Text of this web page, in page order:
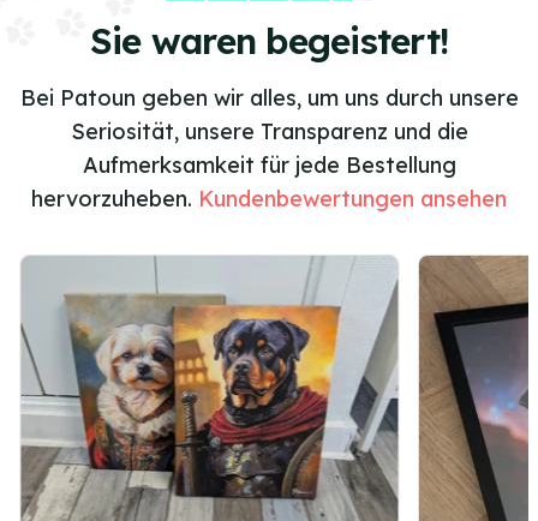
Sie waren begeistert!
Bei Patoun geben wir alles, um uns durch unsere
Seriosität, unsere Transparenz und die
Aufmerksamkeit für jede Bestellung
hervorzuheben. Kundenbewertungen ansehen